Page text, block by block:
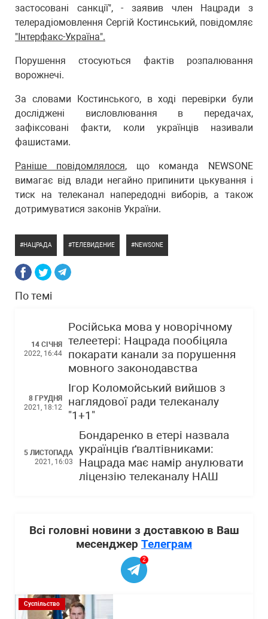
застосовані санкції", - заявив член Нацради з
телерадіомовлення Сергій Костинський, повідомляє
"Інтерфакс-Україна".
Порушення стосуються фактів розпалювання
ворожнечі.
За словами Костинського, в ході перевірки були
досліджені висловлювання в передачах,
зафіксовані факти, коли українців називали
фашистами.
Раніше повідомлялося, що команда NEWSONE
вимагає від влади негайно припинити цькування і
тиск на телеканал напередодні виборів, а також
дотримуватися законів України.
НАЦРАДА ТЕЛЕВИДЕНИЕ NEWSONE
По темі
14 СІЧНЯ
2022, 16:44
Російська мова у новорічному
телеетері: Нацрада пообіцяла
покарати канали за порушення
мовного законодавства
8 ГРУДНЯ
2021, 18:12
Ігор Коломойський вийшов з
наглядової ради телеканалу
"1+1"
5 ЛИСТОПАДА
2021, 16:03
Бондаренко в етері назвала
українців ґвалтівниками:
Нацрада має намір анулювати
ліцензію телеканалу НАШ
Всі головні новини з доставкою в Ваш
месенджер Телеграм
2
Суспільство